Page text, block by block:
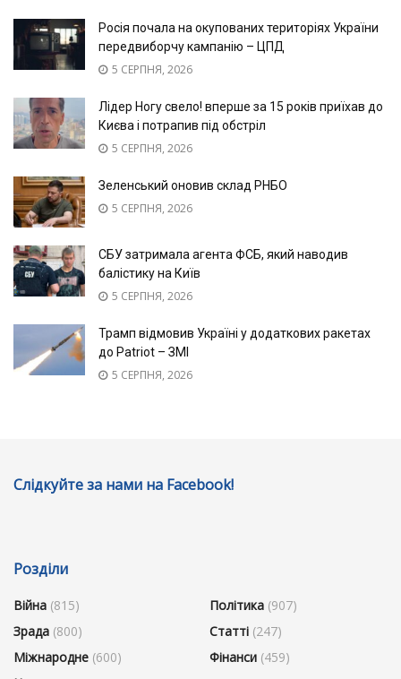
Росія почала на окупованих територіях України
передвиборчу кампанію – ЦПД
5 СЕРПНЯ, 2026
Лідер Ногу свело! вперше за 15 років приїхав до
Києва і потрапив під обстріл
5 СЕРПНЯ, 2026
Зеленський оновив склад РНБО
5 СЕРПНЯ, 2026
СБУ затримала агента ФСБ, який наводив
балістику на Київ
5 СЕРПНЯ, 2026
Трамп відмовив Україні у додаткових ракетах
до Patriot – ЗМІ
5 СЕРПНЯ, 2026
Слідкуйте за нами на Facebook!
Розділи
Війна (815)
Зрада (800)
Міжнародне (600)
Політика (907)
Статті (247)
Фінанси (459)